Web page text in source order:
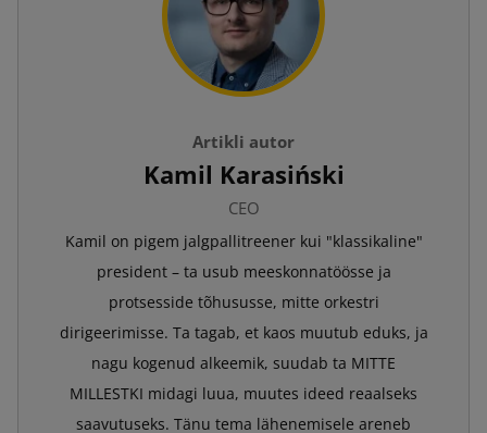
Artikli autor
Kamil Karasiński
CEO
Kamil on pigem jalgpallitreener kui "klassikaline"
president – ta usub meeskonnatöösse ja
protsesside tõhususse, mitte orkestri
dirigeerimisse. Ta tagab, et kaos muutub eduks, ja
nagu kogenud alkeemik, suudab ta MITTE
MILLESTKI midagi luua, muutes ideed reaalseks
saavutuseks. Tänu tema lähenemisele areneb